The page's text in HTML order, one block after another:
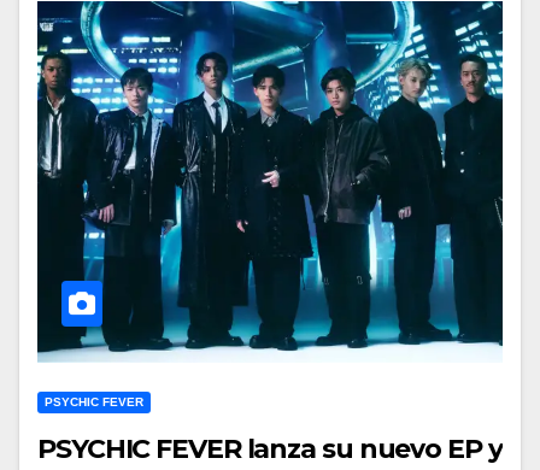
PSYCHIC FEVER
PSYCHIC FEVER lanza su nuevo EP y